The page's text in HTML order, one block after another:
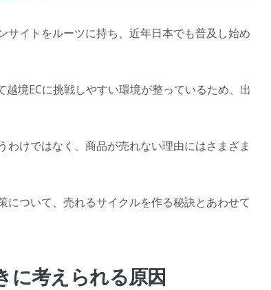
イトをルーツに持ち、近年日本でも普及し始め
境ECに挑戦しやすい環境が整っているため、出
けではなく、商品が売れない理由にはさまざま
ついて、売れるサイクルを作る秘訣とあわせて
に考えられる原因